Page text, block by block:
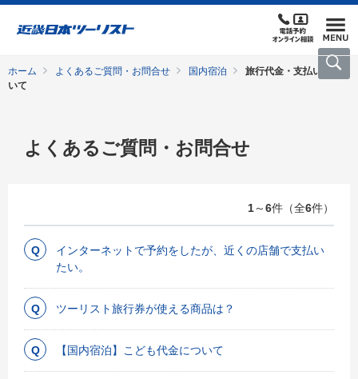
ホーム よくあるご質問・お問合せ 国内宿泊
旅行代金・支払いにつ
いて
よくあるご質問・お問合せ
1～6件（全6件）
インターネットで予約をしたが、近くの店舗で支払い
たい。
ツーリスト旅行券が使える商品は？
【国内宿泊】こども代金について